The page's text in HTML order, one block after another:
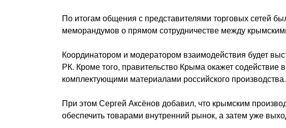
По итогам общения с представителями торговых сетей
меморандумов о прямом сотрудничестве между
Координатором и модератором взаимодействия будет
РК. Кроме того, правительство Крыма окажет содействие
комплектующими материалами российского производства.
При этом Сергей Аксёнов добавил, что крымским
обеспечить товарами внутренний рынок, а затем уже